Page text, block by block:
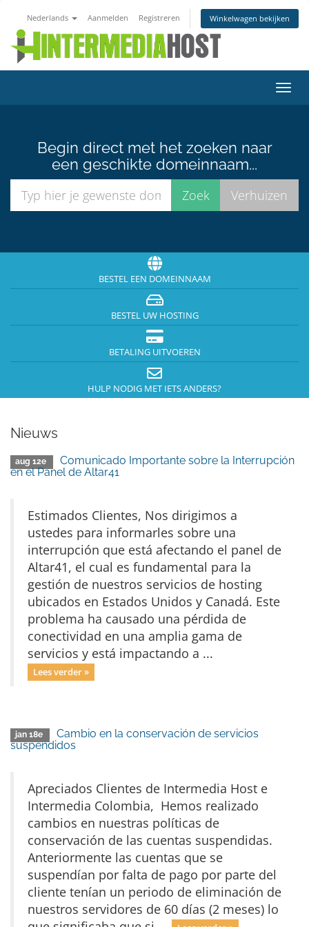
Nederlands Aanmelden Registreren Winkelwagen bekijken
in-/
Begin direct met het zoeken naar
een geschikte domeinnaam...
BESTEL EEN DOMEINNAAM
BESTEL UW HOSTING
BETALING UITVOEREN
HULP NODIG MET IETS ANDERS?
Nieuws
aug 12e
Comunicado Importante sobre la Interrupción
en el Panel de Altar41
Estimados Clientes, Nos dirigimos a
ustedes para informarles sobre una
interrupción que está afectando el panel de
Altar41, el cual es fundamental para la
gestión de nuestros servicios de hosting
ubicados en Estados Unidos y Canadá. Este
problema ha causado una pérdida de
conectividad en una amplia gama de
servicios y está impactando a ...
Lees verder »
jan 18e
Cambio en la conservación de servicios
suspendidos
Apreciados Clientes de Intermedia Host e
Intermedia Colombia, Hemos realizado
cambios en nuestras políticas de
conservación de las cuentas suspendidas.
Anteriormente las cuentas que se
suspendían por falta de pago por parte del
cliente tenían un periodo de eliminación de
nuestros servidores de 60 días (2 meses) lo